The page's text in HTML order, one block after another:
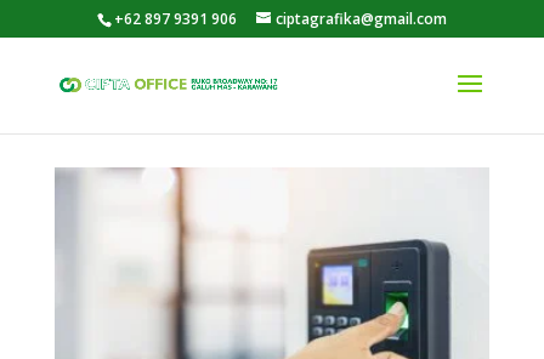
+62 897 9391 906 ciptagrafika@gmail.com